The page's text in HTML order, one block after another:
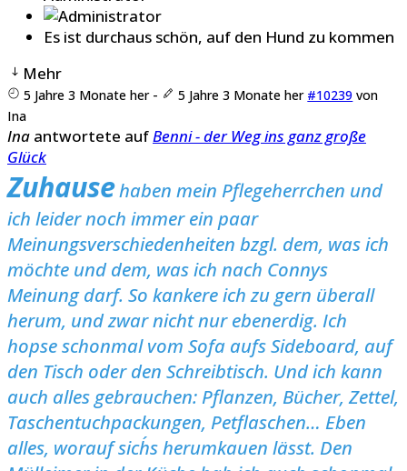
Es ist durchaus schön, auf den Hund zu kommen
Mehr
5 Jahre 3 Monate her- 5 Jahre 3 Monate her #10239 von
Ina
Ina antwortete aufBenni - der Weg ins ganz große
Glück
Zuhausehaben mein Pflegeherrchen und
ich leider noch immer ein paar
Meinungsverschiedenheiten bzgl. dem, was ich
möchte und dem, was ich nach Connys
Meinung darf. So kankere ich zu gern überall
herum, und zwar nicht nur ebenerdig. Ich
hopse schonmal vom Sofa aufs Sideboard, auf
den Tisch oder den Schreibtisch. Und ich kann
auch alles gebrauchen: Pflanzen, Bücher, Zettel,
Taschentuchpackungen, Petflaschen… Eben
alles, worauf sich´s herumkauen lässt. Den